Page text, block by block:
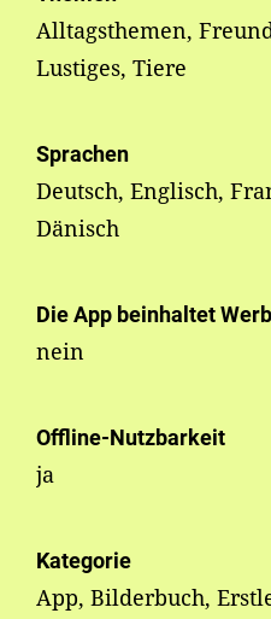
Alltagsthemen,
Lustiges, Tiere
Sprachen
Deutsch, Englisch,
Dänisch
Die App beinhaltet
nein
Offline-Nutzbarkeit
ja
Kategorie
App, Bilderbuch,